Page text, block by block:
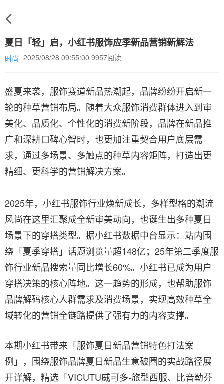
夏日「轻」启，小红书服饰应季新品营销新解法
时尚 2025/08/28 09:55:00 9957阅读
盛夏来袭，服饰赛道新品热潮起，品牌纷纷开启新一
轮的种草营销布局。随着大众服饰消费群体进入到审
美化、品质化、个性化的消费新阶段，品牌在新品推
广和深耕口碑心智时，也更加注重契合用户底层需
求，通过多场景、多触点的种草内容矩阵，打造出更
精细、更科学的营销解决方案。
2025年，小红书服饰行业焕新成长，多样型格的潮流
风尚在这里汇聚成全新审美动向，也诞生出多种夏日
场景下的穿搭类型。据小红书数据中台显示：站内围
绕「夏季穿搭」话题浏览量超148亿；25年第二季度服
饰行业新品搜索量同比增长60%。小红书已成为用户
穿搭决策的核心阵地。这一趋势的形成，也帮助服饰
品牌解码核心人群需求及消费场景，实现高效种草全
域转化的营销全链路提供了强有力的内容支撑。
本期小红书带来「服饰夏日新品营销特色打法案
例」，围绕服饰品牌夏日新品生意破圈的实战路径展
开详解，精选「VICUTU威可多-旅型西服、比音勒芬